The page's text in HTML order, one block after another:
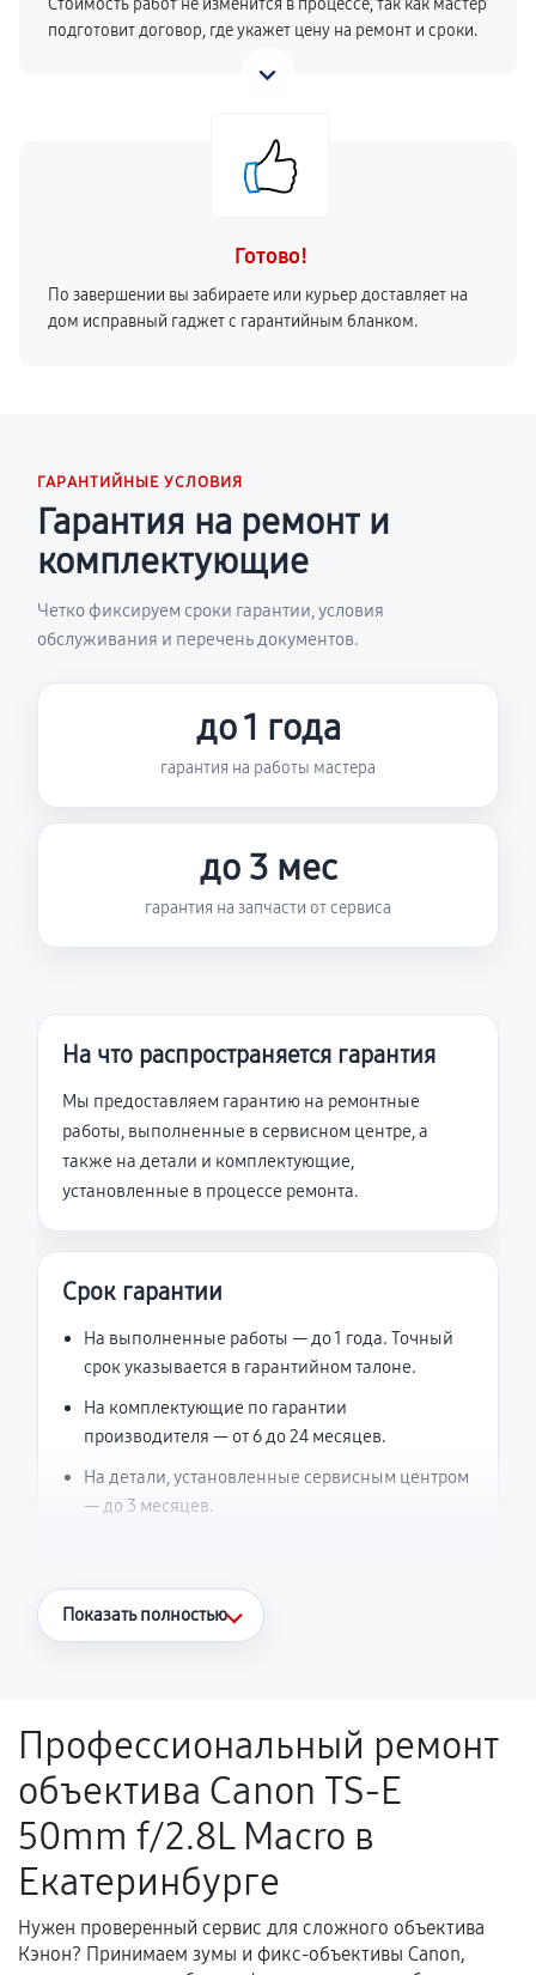
Стоимость работ не изменится в процессе, так как мастер
подготовит договор, где укажет цену на ремонт и сроки.
Готово!
По завершении вы забираете или курьер доставляет на
дом исправный гаджет с гарантийным бланком.
ГАРАНТИЙНЫЕ УСЛОВИЯ
Гарантия на ремонт и
комплектующие
Четко фиксируем сроки гарантии, условия
обслуживания и перечень документов.
до 1 года
гарантия на работы мастера
до 3 мес
гарантия на запчасти от сервиса
На что распространяется гарантия
Мы предоставляем гарантию на ремонтные
работы, выполненные в сервисном центре, а
также на детали и комплектующие,
установленные в процессе ремонта.
Срок гарантии
На выполненные работы — до 1 года. Точный
срок указывается в гарантийном талоне.
На комплектующие по гарантии
производителя — от 6 до 24 месяцев.
На детали, установленные сервисным центром
— до 3 месяцев.
Что считается гарантийным случаем
Поломка установленной детали при
нормальной эксплуатации в течение
гарантийного срока.
Несоответствие комплектующей заявленным
техническим характеристикам.
Показать полностью
Профессиональный ремонт
объектива Canon TS-E
50mm f/2.8L Macro в
Екатеринбурге
Нужен проверенный сервис для сложного объектива
Кэнон? Принимаем зумы и фикс-объективы Canon,